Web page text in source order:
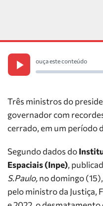
ouça este conteúdo
Três ministros do
governador com
cerrado, em um período
Segundo dados do
Espaciais (Inpe),
S.Paulo,no domingo
pelo ministro da Justiça,